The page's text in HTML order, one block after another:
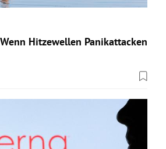
Hitzewellen Panikattacken